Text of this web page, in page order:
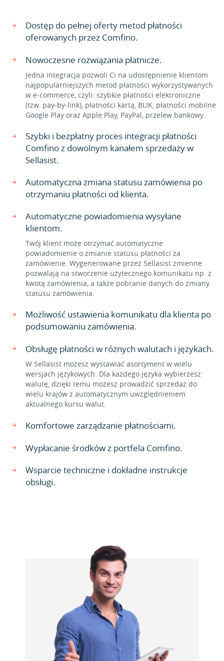
Dostęp do pełnej oferty metod płatności
oferowanych przez Comfino.
Nowoczesne rozwiązania płatnicze.
Jedna integracja pozwoli Ci na udostępnienie klientom
najpopularniejszych metod płatności wykorzystywanych
w e-commerce, czyli: szybkie płatności elektroniczne
(tzw. pay-by-link), płatności kartą, BLIK, płatności mobilne
Google Play oraz Apple Play, PayPal, przelew bankowy.
Szybki i bezpłatny proces integracji płatności
Comfino z dowolnym kanałem sprzedaży w
Sellasist.
Automatyczna zmiana statusu zamówienia po
otrzymaniu płatności od klienta.
Automatyczne powiadomienia wysyłane
klientom.
Twój klient może otrzymać automatyczne
powiadomienie o zmianie statusu płatności za
zamówienie. Wygenerowane przez Sellasist zmienne
pozwalają na stworzenie użytecznego komunikatu np. z
kwotą zamówienia, a także pobranie danych do zmiany
statusu zamówienia.
Możliwość ustawienia komunikatu dla klienta po
podsumowaniu zamówienia.
Obsługę płatności w różnych walutach i językach.
W Sellasist możesz wystawiać asortyment w wielu
wersjach językowych. Dla każdego języka wybierzesz
walutę, dzięki temu możesz prowadzić sprzedaż do
wielu krajów z automatycznym uwzględnieniem
aktualnego kursu walut.
Komfortowe zarządzanie płatnościami.
Wypłacanie środków z portfela Comfino.
Wsparcie techniczne i dokładne instrukcje
obsługi.